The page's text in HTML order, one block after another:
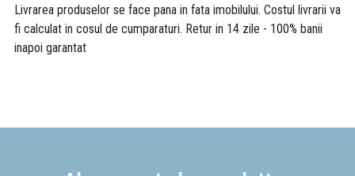
Livrarea produselor se face pana in fata imobilului. Costul livrarii va
fi calculat in cosul de cumparaturi. Retur in 14 zile - 100% banii
inapoi garantat